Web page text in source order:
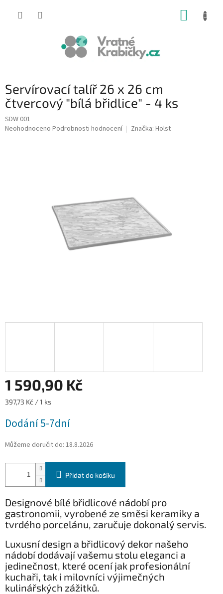
Servírovací talíř 26 x 26 cm
čtvercový "bílá břidlice" - 4 ks
SDW 001
Průměrné
Neohodnoceno Podrobnosti hodnocení Značka: Holst
1 590,90 Kč
Měrná
397,73 Kč / 1 ks
Dodání 5-7dní
Můžeme doručit do: 18.8.2026
Přidat do košíku
Designové bílé břidlicové nádobí pro
gastronomii, vyrobené ze směsi keramiky a
tvrdého porcelánu, zaručuje dokonalý servis.
Luxusní design a břidlicový dekor našeho
nádobí dodávají vašemu stolu eleganci a
jedinečnost, které ocení jak profesionální
kuchaři, tak i milovníci výjimečných
kulinářských zážitků.